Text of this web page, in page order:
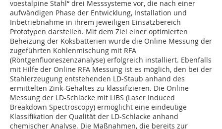
voestalpine Stahl“ drei Messsysteme vor, die nach einer
aufwändigen Phase der Entwicklung, Installation und
Inbetriebnahme in ihrem jeweiligen Einsatzbereich
Prototypen darstellen. Mit dem Ziel einer optimierten
Beheizung der Koksbatterien wurde die Online Messung der
zugeführten Kohlenmischung mit RFA
(Röntgenfluoreszenzanalyse) erfolgreich installiert. Ebenfalls
mit Hilfe der Online RFA Messung ist es möglich, den bei der
Stahlerzeugung entstehenden LD-Staub anhand des
ermittelten Zink-Gehaltes zu klassifizieren. Die Online
Messung der LD-Schlacke mit LIBS (Laser Induced
Breakdown Spectroscopy) ermöglicht eine eindeutige
Klassifikation der Qualität der LD-Schlacke anhand
chemischer Analyse. Die Maßnahmen, die bereits zur